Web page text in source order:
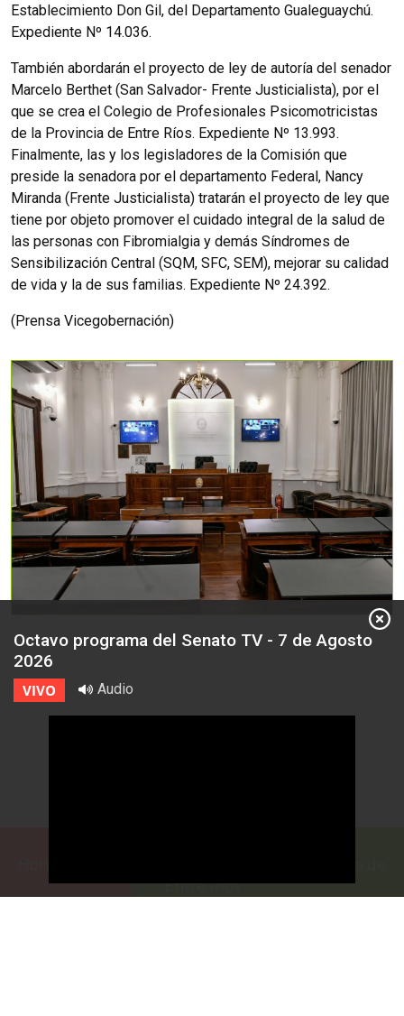
Establecimiento Don Gil, del Departamento Gualeguaychú.
Expediente Nº 14.036.
También abordarán el proyecto de ley de autoría del senador
Marcelo Berthet (San Salvador- Frente Justicialista), por el
que se crea el Colegio de Profesionales Psicomotricistas
de la Provincia de Entre Ríos. Expediente Nº 13.993.
Finalmente, las y los legisladores de la Comisión que
preside la senadora por el departamento Federal, Nancy
Miranda (Frente Justicialista) tratarán el proyecto de ley que
tiene por objeto promover el cuidado integral de la salud de
las personas con Fibromialgia y demás Síndromes de
Sensibilización Central (SQM, SFC, SEM), mejorar su calidad
de vida y la de sus familias. Expediente Nº 24.392.
(Prensa Vicegobernación)
Entre Ríos
Octavo programa del Senato TV - 7 de Agosto
2026
VIVO Audio